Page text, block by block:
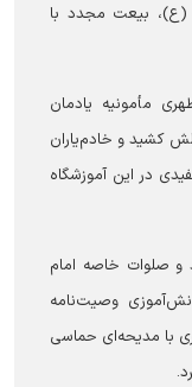
(ع)، بیعت مجدد با
مأمونیه یادمان
کشید و خادم‌یاران
در این آموزشگاه
و صلوات خاصه امام
وصیت‌نامه
با مدیحه‌ای حماسی